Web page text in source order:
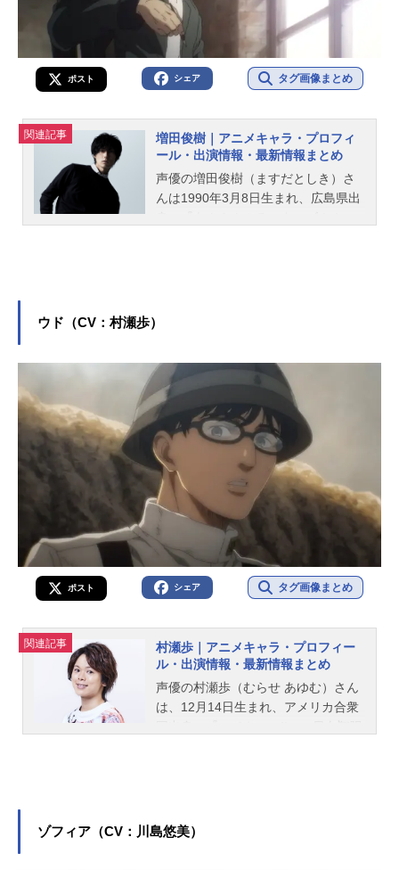
ポスト シェア タグ画像まとめ
関連記事
増田俊樹｜アニメキャラ・プロフィ
ール・出演情報・最新情報まとめ
声優の増田俊樹（ますだとしき）さ
んは1990年3月8日生まれ、広島県出
ウド（CV：村瀬歩）
ポスト シェア タグ画像まとめ
関連記事
村瀬歩｜アニメキャラ・プロフィー
ル・出演情報・最新情報まとめ
声優の村瀬歩（むらせ あゆむ）さん
は、12月14日生まれ、アメリカ合衆
スメ記事をご紹介！
ゾフィア（CV：川島悠美）